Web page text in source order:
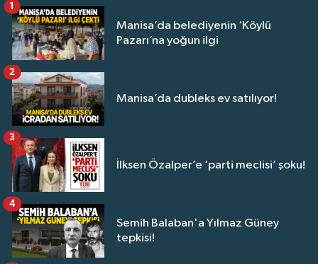
Manisa’da belediyenin ‘Köylü
Pazarı’na yoğun ilgi
1
Manisa’da dubleks ev satılıyor!
2
İlksen Özalper’e ‘parti meclisi’ şoku!
3
Semih Balaban'a Yılmaz Güney
tepkisi!
4